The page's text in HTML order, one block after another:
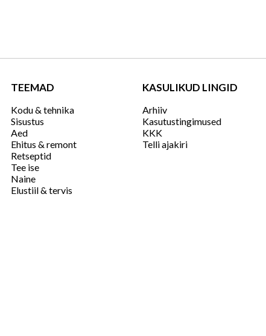
TEEMAD
Kodu & tehnika
Sisustus
Aed
Ehitus & remont
Retseptid
Tee ise
Naine
Elustiil & tervis
KASULIKUD LINGID
Arhiiv
Kasutustingimused
KKK
Telli ajakiri